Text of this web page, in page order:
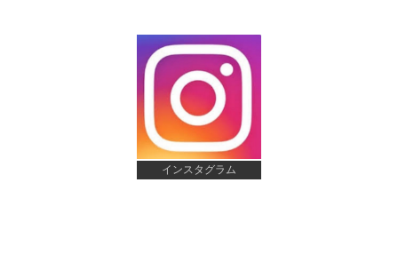
インスタグラム